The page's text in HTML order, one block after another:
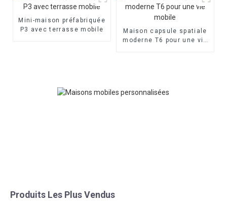
Mini-maison préfabriquée
P3 avec terrasse mobile
Maison capsule spatiale
moderne T6 pour une vie
Produits Les Plus Vendus